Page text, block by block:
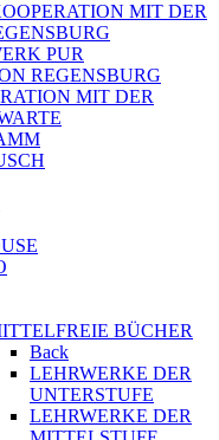
MIT DER
PUR
REGENSBURG
MIT DER
BÜCHER
Back
LEHRWERKE DER
UNTERSTUFE
LEHRWERKE DER